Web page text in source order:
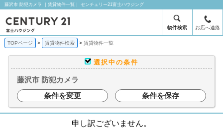
藤沢市 防犯カメラ ｜賃貸物件一覧｜ センチュリー21富士ハウジング
物件検索 お店へ連絡
TOPページ 賃貸物件検索 賃貸物件一覧
選択中の条件
藤沢市 防犯カメラ
条件を変更
条件を保存
申し訳ございません。